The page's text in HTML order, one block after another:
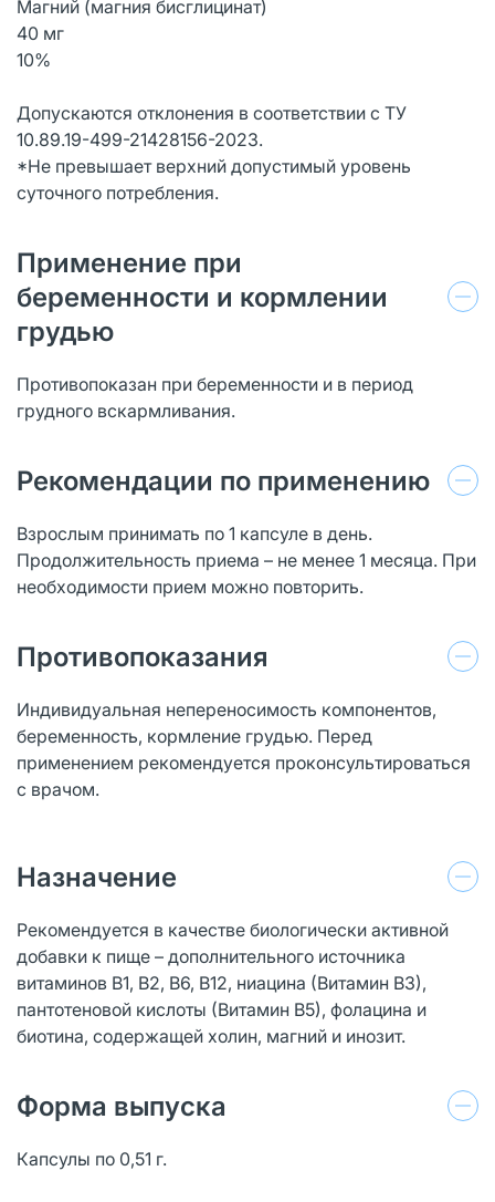
Магний (магния бисглицинат)
40 мг
10%
Допускаются отклонения в соответствии с ТУ
10.89.19-499-21428156-2023.
*Не превышает верхний допустимый уровень
суточного потребления.
Применение при
беременности и кормлении
грудью
Противопоказан при беременности и в период
грудного вскармливания.
Рекомендации по применению
Взрослым принимать по 1 капсуле в день.
Продолжительность приема – не менее 1 месяца. При
необходимости прием можно повторить.
Противопоказания
Индивидуальная непереносимость компонентов,
беременность, кормление грудью. Перед
применением рекомендуется проконсультироваться
с врачом.
Назначение
Рекомендуется в качестве биологически активной
добавки к пище – дополнительного источника
витаминов В1, В2, В6, В12, ниацина (Витамин В3),
пантотеновой кислоты (Витамин В5), фолацина и
биотина, содержащей холин, магний и инозит.
Форма выпуска
Капсулы по 0,51 г.